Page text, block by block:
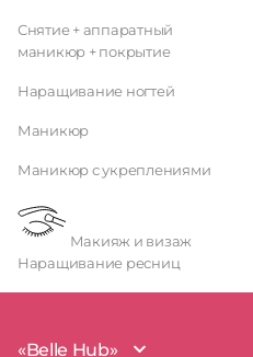
Снятие + аппаратный
маникюр + покрытие
Наращивание ногтей
Маникюр
Маникюр с укреплениями
Макияж и визаж
Наращивание ресниц
«Belle Hub»